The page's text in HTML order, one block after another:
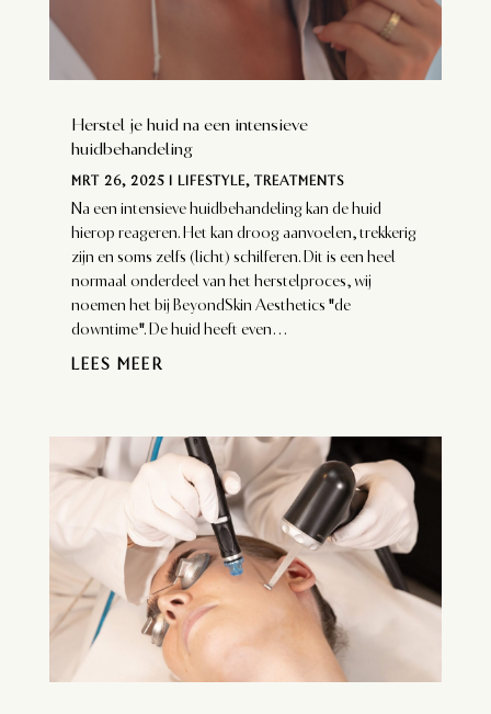
Herstel je huid na een intensieve
huidbehandeling
MRT 26, 2025| LIFESTYLE, TREATMENTS
Na een intensieve huidbehandeling kan de huid
hierop reageren. Het kan droog aanvoelen, trekkerig
zijn en soms zelfs (licht) schilferen. Dit is een heel
normaal onderdeel van het herstelproces, wij
noemen het bij BeyondSkin Aesthetics "de
downtime". De huid heeft even...
LEES MEER